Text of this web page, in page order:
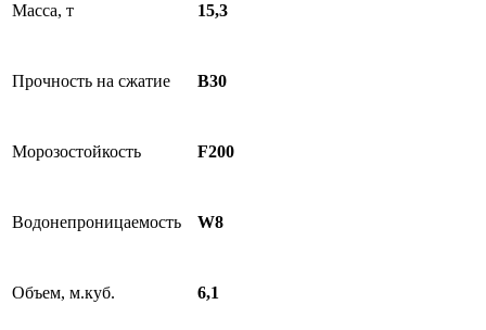
Масса, т 15,3
Прочность на сжатие B30
Морозостойкость F200
Водонепроницаемость W8
Объем, м.куб. 6,1